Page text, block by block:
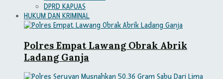
DPRD KAPUAS
HUKUM DAN KRIMINAL
Polres Empat Lawang Obrak Abrik
Ladang Ganja